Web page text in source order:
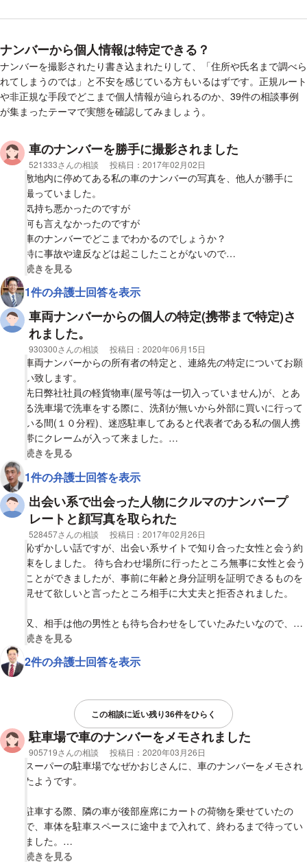
それ以上は
追うことは出来ない。との回答でした。
私は煽り運転をした者を許すことが出来ず、ネットに動画公開を
したいと思いますが、
ナンバー、運転者の顔を隠さずそのまま公開しても法律的に大丈
りますでしょうか？
【質問2】
その他、表示の内容は、何か問題となり得るでしょうか？
ナンバーから個人情報は特定できる？
ナンバーを撮影されたり書き込まれたりして、「住所や氏名まで調べら
れてしまうのでは」と不安を感じている方もいるはずです。正規ルート
や非正規な手段でどこまで個人情報が辿られるのか、39件の相談事例
が集まったテーマで実態を確認してみましょう。
車のナンバーを勝手に撮影されました
相談者
521333さんの相談 投稿日： 2017年02月02日
敷地内に停めてある私の車のナンバーの写真を、他人が勝手に
撮っていました。
気持ち悪かったのですが
何も言えなかったのですが
車のナンバーでどこまでわかるのでしょうか？
特に事故や違反などは起こしたことがないので
何目的かわからず不気味です。
視覚的に省略された相談全文の
続きを見る
1件の弁護士回答を表示
車両ナンバーからの個人の特定(携帯まで特定)さ
れました。
相談者
930300さんの相談 投稿日： 2020年06月15日
車両ナンバーからの所有者の特定と、連絡先の特定についてお願
い致します。
先日弊社社員の軽貨物車(屋号等は一切入っていません)が、とあ
る洗車場で洗車をする際に、洗剤が無いから外部に買いに行って
いる間(１０分程)、迷惑駐車してあると代表者である私の個人携
帯にクレームが入って来ました。
社名すらわからないはずなのに、この短時間で特定出来る方法が
鍵も閉めてあったとの事なので、車検証等も見られるはずもない
のですが、何やら釈然としません。
もし簡単に特定出来るはずもないのなら、クレームを入れてきた
人物は違法な行為をしているという見解でよろしいのでしょう
か？
その場合は相手にどのような罪を問えるのでしょうか？
どうぞよろしくお願いいたします。
視覚的に省略された相談全文の
続きを見る
1件の弁護士回答を表示
出会い系で出会った人物にクルマのナンバープ
レートと顔写真を取られた
相談者
528457さんの相談 投稿日： 2017年02月26日
恥ずかしい話ですが、出会い系サイトで知り合った女性と会う約
束をしました。 待ち合わせ場所に行ったところ無事に女性と会う
ことができましたが、事前に年齢と身分証明を証明できるものを
見せて欲しいと言ったところ相手に大丈夫と拒否されました。
又、相手は他の男性とも待ち合わせをしていたみたいなので、そ
の間私は待っていましたが、
ているみたいだったので怖くて逃げて来ました。個人情報がわか
念のために警察には相談したところ関わらないのが一番ですと言
われました。
会う前に金銭のやり取りがありましたが、実際には払っていませ
ん。
視覚的に省略された相談全文の
続きを見る
2件の弁護士回答を表示
この相談に近い残り36件をひらく
駐車場で車のナンバーをメモされました
相談者
905719さんの相談 投稿日： 2020年03月26日
スーパーの駐車場でなぜかおじさんに、車のナンバーをメモされ
たようです。
駐車する際、隣の車が後部座席にカートの荷物を乗せていたの
で、車体を駐車スペースに途中まで入れて、終わるまで待ってい
ました。
荷物を乗せ終わり、その方もすみませんと言いながらカートを返
視覚的に省略された相談全文の
続きを見る